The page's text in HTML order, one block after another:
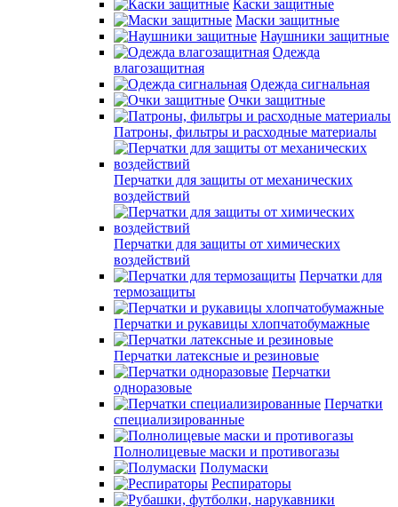
Каски защитные
Маски защитные
Наушники защитные
Одежда
влагозащитная
Одежда сигнальная
Очки защитные
Патроны, фильтры и расходные материалы
Перчатки для защиты от механических
воздействий
Перчатки для защиты от химических
воздействий
Перчатки для
термозащиты
Перчатки и рукавицы хлопчатобумажные
Перчатки латексные и резиновые
Перчатки
одноразовые
Перчатки
специализированные
Полнолицевые маски и противогазы
Полумаски
Респираторы